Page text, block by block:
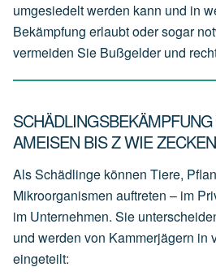
umgesiedelt werden kann und in
Bekämpfung erlaubt oder sogar
vermeiden Sie Bußgelder und
AMEISEN BIS Z WIE ZECKEN
Als Schädlinge können Tiere,
Mikroorganismen auftreten – im
im Unternehmen. Sie
und werden von Kammerjägern in
eingeteilt: